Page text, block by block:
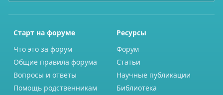
Старт на форуме
Что это за форум
Общие правила форума
Вопросы и ответы
Помощь родственникам
Ресурсы
Форум
Статьи
Научные публикации
Библиотека